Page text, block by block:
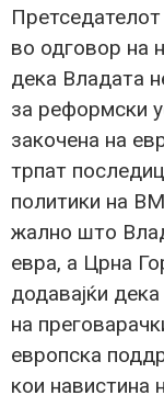
во одговор на
дека Владата
за реформски
закочена на
трпат
политики на
жално што
евра, а Црна
додавајќи
на
европска
кои навистина